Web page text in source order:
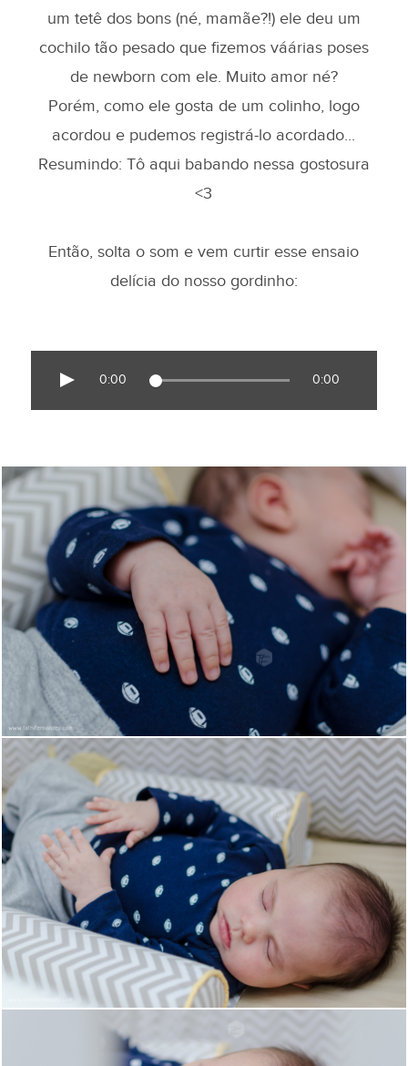
um tetê dos bons (né, mamãe?!) ele deu um
cochilo tão pesado que fizemos váárias poses
de newborn com ele. Muito amor né?
Porém, como ele gosta de um colinho, logo
acordou e pudemos registrá-lo acordado...
Resumindo: Tô aqui babando nessa gostosura
<3
Então, solta o som e vem curtir esse ensaio
delícia do nosso gordinho:
0:00 0:00